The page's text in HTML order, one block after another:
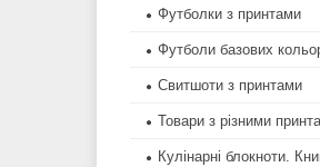
Футболки з принтами
Футболи базових
Свитшоти з принтами
Товари з різними
Кулінарні блокноти.